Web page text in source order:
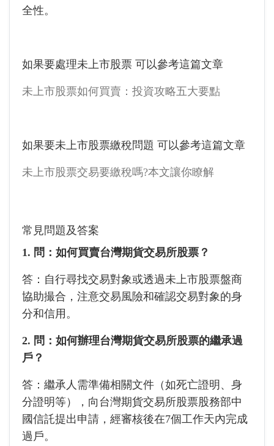
全性。
如果要處理未上市股票 可以參考這篇文章
未上市股票如何買賣：投資攻略五大要點
如果要未上市股票繳稅問題 可以參考這篇文章
未上市股票交易要繳稅嗎?本文讓你瞭解
常見問題及答案
1. 問：如何買賣台灣期貨交易所股票？
答：自行尋找交易對象或透過未上市股票盤商
協助撮合，注意交易風險和確認交易對象的身
分和信用。
2. 問：如何辦理台灣期貨交易所股票的繼承過
戶？
答：繼承人需準備相關文件（如死亡證明、身
分證明等），向台灣期貨交易所股票股務部中
國信託提出申請，經審核後在7個工作天內完成
過戶。